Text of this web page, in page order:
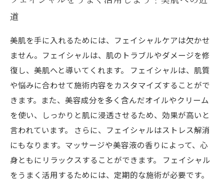
道
美肌を手に入れるためには、フェイシャルケアは欠かせ
ません。フェイシャルは、肌のトラブルやダメージを修
復し、美肌へと導いてくれます。 フェイシャルは、肌質
や悩みに合わせて施術内容をカスタマイズすることがで
きます。また、美容成分を多く含んだオイルやクリーム
を使い、しっかりと肌に浸透させるため、効果が高いと
言われています。 さらに、フェイシャルはストレス解消
にもなります。マッサージや美容液の香りによって、心
身ともにリラックスすることができます。 フェイシャル
をうまく活用するためには、定期的な施術が必要です。